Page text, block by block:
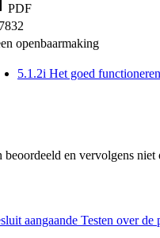
PDF
openbaarmaking
5.1.2i Het goed
en vervolgens
aangaande Testen over de